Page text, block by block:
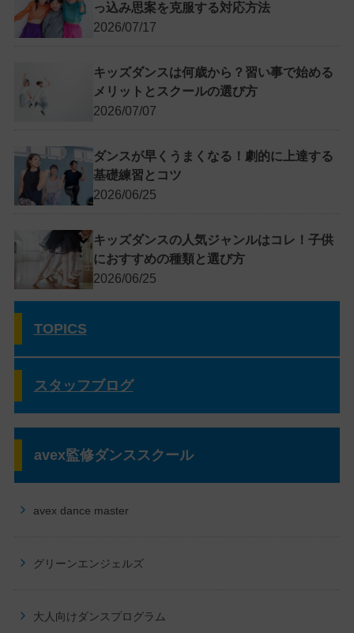
っ込み思案を克服する対応方法
2026/07/17
キッズダンスは何歳から？習い事で始める
メリットとスクールの選び方
2026/07/07
ダンスが早くうまくなる！劇的に上達する
基礎練習とコツ
2026/06/25
キッズダンスの人気ジャンルはコレ！子供
におすすめの種類と選び方
2026/06/25
TOPICS
スタッフブログ
avex監修ダンススクール
avex dance master
グリーンエンジェルズ
大人向けダンスプログラム